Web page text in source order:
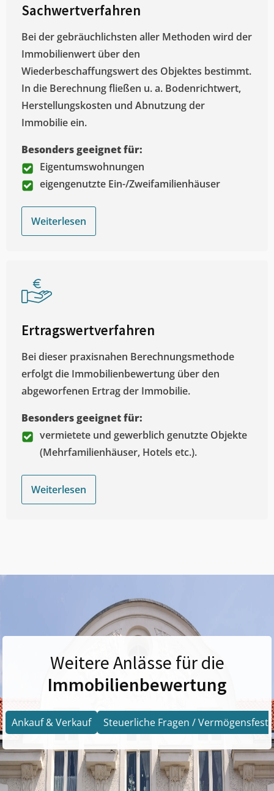
Sachwertverfahren
Bei der gebräuchlichsten aller Methoden wird der
Immobilienwert über den
Wiederbeschaffungswert des Objektes bestimmt.
In die Berechnung fließen u. a. Bodenrichtwert,
Herstellungskosten und Abnutzung der
Immobilie ein.
Besonders geeignet für:
Eigentumswohnungen
eigengenutzte Ein-/Zweifamilienhäuser
Weiterlesen
Ertragswertverfahren
Bei dieser praxisnahen Berechnungsmethode
erfolgt die Immobilienbewertung über den
abgeworfenen Ertrag der Immobilie.
Besonders geeignet für:
vermietete und gewerblich genutzte Objekte
(Mehrfamilienhäuser, Hotels etc.).
Weiterlesen
Weitere Anlässe für die
Immobilienbewertung
Ankauf & Verkauf Steuerliche Fragen /